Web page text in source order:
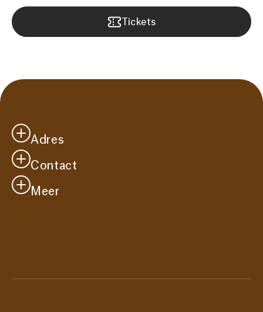
Tickets
Adres
Casa Cadanza
Westersingel 41
2651 CM
Contact
info@casacadanza.nl
Meer